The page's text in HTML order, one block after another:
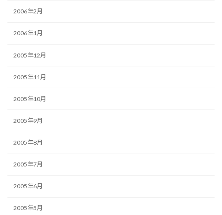
2006年2月
2006年1月
2005年12月
2005年11月
2005年10月
2005年9月
2005年8月
2005年7月
2005年6月
2005年5月